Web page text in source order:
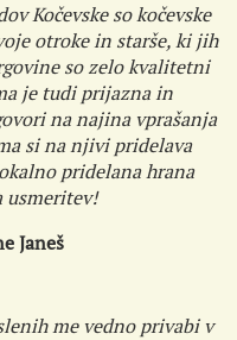
Kočevske so kočevske
otroke in starše, ki jih
so zelo kvalitetni
je tudi prijazna in
na najina vprašanja
si na njivi pridelava
pridelana hrana
Janeš
me vedno privabi v